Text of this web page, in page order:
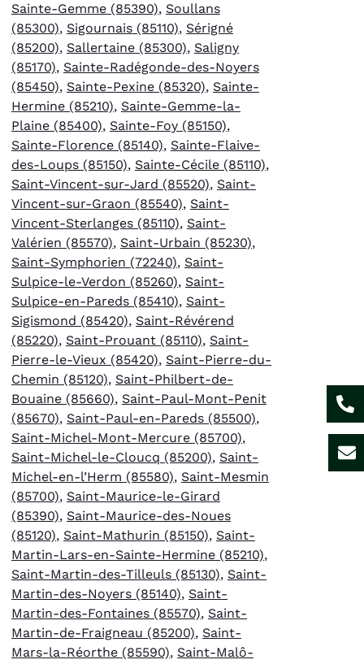
Sainte-Gemme (85390), Soullans
(85300), Sigournais (85110), Sérigné
(85200), Sallertaine (85300), Saligny
(85170), Sainte-Radégonde-des-Noyers
(85450), Sainte-Pexine (85320), Sainte-
Hermine (85210), Sainte-Gemme-la-
Plaine (85400), Sainte-Foy (85150),
Sainte-Florence (85140), Sainte-Flaive-
des-Loups (85150), Sainte-Cécile (85110),
Saint-Vincent-sur-Jard (85520), Saint-
Vincent-sur-Graon (85540), Saint-
Vincent-Sterlanges (85110), Saint-
Valérien (85570), Saint-Urbain (85230),
Saint-Symphorien (72240), Saint-
Sulpice-le-Verdon (85260), Saint-
Sulpice-en-Pareds (85410), Saint-
Sigismond (85420), Saint-Révérend
(85220), Saint-Prouant (85110), Saint-
Pierre-le-Vieux (85420), Saint-Pierre-du-
Chemin (85120), Saint-Philbert-de-
Bouaine (85660), Saint-Paul-Mont-Penit
(85670), Saint-Paul-en-Pareds (85500),
Saint-Michel-Mont-Mercure (85700),
Saint-Michel-le-Cloucq (85200), Saint-
Michel-en-l’Herm (85580), Saint-Mesmin
(85700), Saint-Maurice-le-Girard
(85390), Saint-Maurice-des-Noues
(85120), Saint-Mathurin (85150), Saint-
Martin-Lars-en-Sainte-Hermine (85210),
Saint-Martin-des-Tilleuls (85130), Saint-
Martin-des-Noyers (85140), Saint-
Martin-des-Fontaines (85570), Saint-
Martin-de-Fraigneau (85200), Saint-
Mars-la-Réorthe (85590), Saint-Malô-